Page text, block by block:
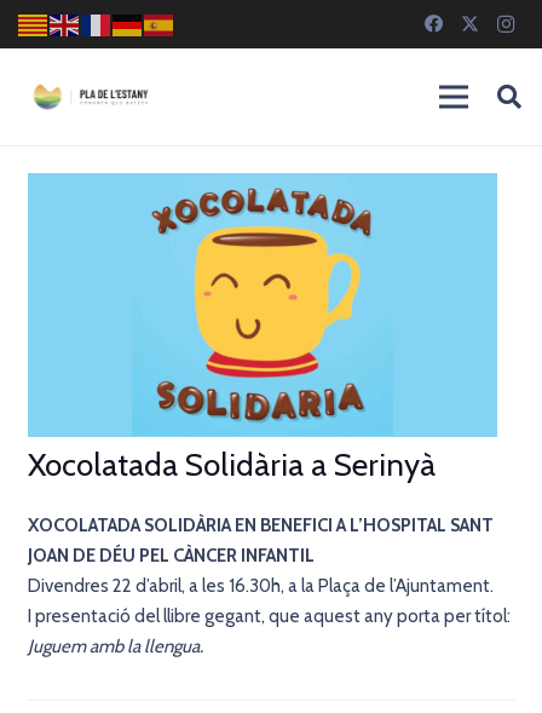
Xocolatada Solidària a Serinyà
XOCOLATADA SOLIDÀRIA EN BENEFICI A L’HOSPITAL SANT
JOAN DE DÉU PEL CÀNCER INFANTIL
Divendres 22 d’abril, a les 16.30h, a la Plaça de l’Ajuntament.
I presentació del llibre gegant, que aquest any porta per títol:
Juguem amb la llengua.